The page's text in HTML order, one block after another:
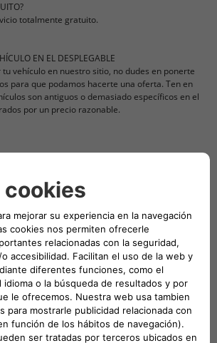
totalmente gratuito.
EN EL DESPLEGABLE
vehículo en nuestro sitio, no dudes en ponerte
para que podamos hacerte una oferta. Ten en
son antiguos o demasiado específicos en el
por un precio razonable.
de correo electrónico como spam. En este
'correo no deseado' y configura un buzón distinto.
no recibes tu estimación por correo
con nosotros dejando tus datos para que
tu oferta de compra.
solicitas una estimación, eliges tu concesionario
experto Fiat del concesionario se pondrá en
una cita.